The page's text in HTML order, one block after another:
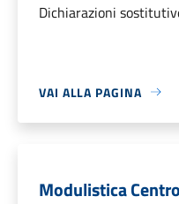
Dichiarazioni
VAI ALLA PAGINA
Modulistica